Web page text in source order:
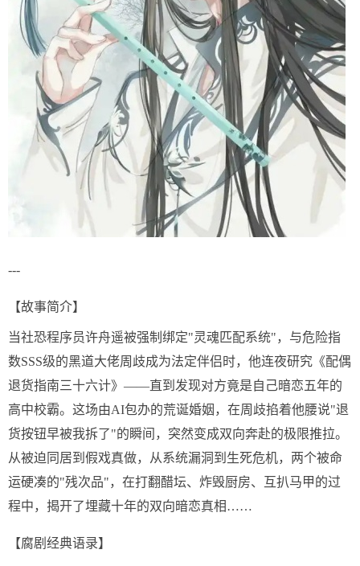
---
【故事简介】
当社恐程序员许舟遥被强制绑定"灵魂匹配系统"，与危险指
数SSS级的黑道大佬周歧成为法定伴侣时，他连夜研究《配偶
退货指南三十六计》——直到发现对方竟是自己暗恋五年的
高中校霸。这场由AI包办的荒诞婚姻，在周歧掐着他腰说"退
货按钮早被我拆了"的瞬间，突然变成双向奔赴的极限推拉。
从被迫同居到假戏真做，从系统漏洞到生死危机，两个被命
运硬凑的"残次品"，在打翻醋坛、炸毁厨房、互扒马甲的过
程中，揭开了埋藏十年的双向暗恋真相……
【腐剧经典语录】